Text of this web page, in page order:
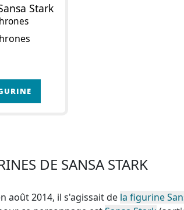
Stark
DE SANSA STARK
août 2014, il s'agissait de la figurine